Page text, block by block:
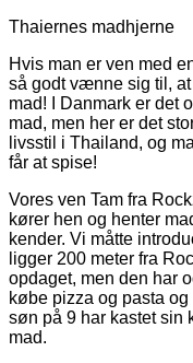
Thaiernes madhjerne
Hvis man er ven med
så godt vænne sig til,
mad! I Danmark er det
mad, men her er det
livsstil i Thailand, og
får at spise!
Vores ven Tam fra
kører hen og henter
kender. Vi måtte
ligger 200 meter fra
opdaget, men den har
købe pizza og pasta
søn på 9 har kastet sin
mad.